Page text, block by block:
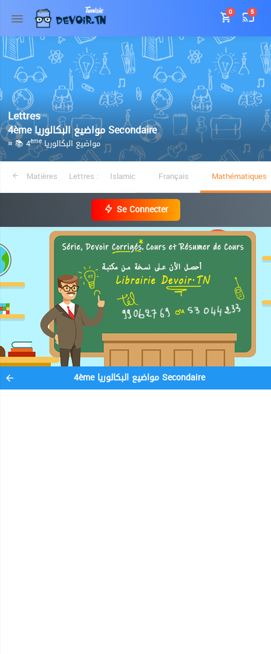
0 5
Lettres
4ème مواضيع البكالوريا Secondaire
≡ 📚 4ème مواضيع البكالوريا
Matières Lettres : Islamic Français Mathématiques
Se Connecter
4ème مواضيع البكالوريا Secondaire